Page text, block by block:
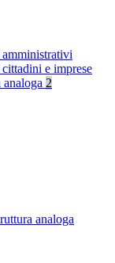
e imprese
2
analoga